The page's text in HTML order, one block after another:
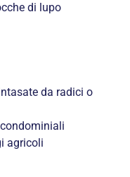
di lupo
da radici o
agricoli